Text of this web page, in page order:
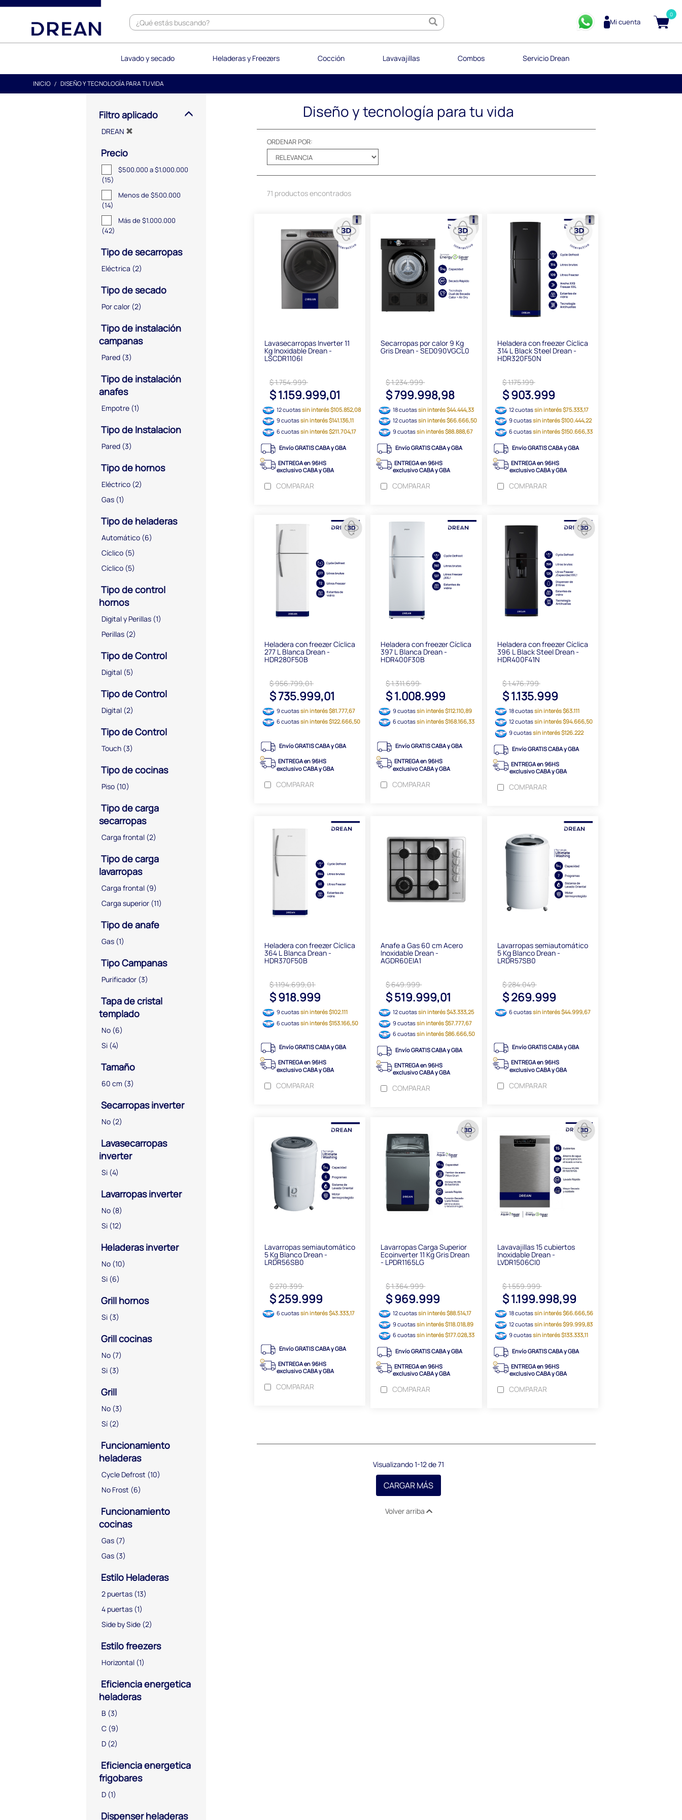
text.skipToContent
text.skipToNavigation
Mi cuenta
0
Lavado y secado Heladeras y Freezers Cocción Lavavajillas Combos Servicio Drean
INICIO DISEÑO Y TECNOLOGÍA PARA TU VIDA
Filtro aplicado
DREAN
Precio
$500.000 a $1.000.000
(15)
Menos de $500.000
(14)
Más de $1.000.000
(42)
Tipo de secarropas
Eléctrica (2)
Tipo de secado
Por calor (2)
Tipo de instalación
campanas
Pared (3)
Tipo de instalación
anafes
Empotre (1)
Tipo de Instalacion
Pared (3)
Tipo de hornos
Eléctrico (2)
Gas (1)
Tipo de heladeras
Automático (6)
Cíclico (5)
Cíclico (5)
Tipo de control
hornos
Digital y Perillas (1)
Perillas (2)
Tipo de Control
Digital (5)
Tipo de Control
Digital (2)
Tipo de Control
Touch (3)
Tipo de cocinas
Piso (10)
Tipo de carga
secarropas
Carga frontal (2)
Tipo de carga
lavarropas
Carga frontal (9)
Carga superior (11)
Tipo de anafe
Gas (1)
Tipo Campanas
Purificador (3)
Tapa de cristal
templado
No (6)
Si (4)
Tamaño
60 cm (3)
Secarropas inverter
No (2)
Lavasecarropas
inverter
Si (4)
Lavarropas inverter
No (8)
Si (12)
Heladeras inverter
No (10)
Si (6)
Grill hornos
Si (3)
Grill cocinas
No (7)
Si (3)
Grill
No (3)
Sí (2)
Funcionamiento
heladeras
Cycle Defrost (10)
No Frost (6)
Funcionamiento
cocinas
Gas (7)
Gas (3)
Estilo Heladeras
2 puertas (13)
4 puertas (1)
Side by Side (2)
Estilo freezers
Horizontal (1)
Eficiencia energetica
heladeras
B (3)
C (9)
D (2)
Eficiencia energetica
frigobares
D (1)
Dispenser heladeras
Diseño y tecnología para tu vida
ORDENAR POR:
71 productos encontrados
Lavasecarropas Inverter 11
Kg Inoxidable Drean -
LSCDR1106I
$ 1.754.999
$ 1.159.999,01
12 cuotassin interés $105.852,08
9 cuotassin interés $141.136,11
6 cuotassin interés $211.704,17
Envío GRATIS CABA y GBA
ENTREGA en 96HS
exclusivo CABA y GBA
COMPARAR
Secarropas por calor 9 Kg
Gris Drean - SED090VGCL0
$ 1.234.999
$ 799.998,98
18 cuotassin interés $44.444,33
12 cuotassin interés $66.666,50
9 cuotassin interés $88.888,67
Envío GRATIS CABA y GBA
ENTREGA en 96HS
exclusivo CABA y GBA
COMPARAR
Heladera con freezer Cíclica
314 L Black Steel Drean -
HDR320F50N
$ 1.175.199
$ 903.999
12 cuotassin interés $75.333,17
9 cuotassin interés $100.444,22
6 cuotassin interés $150.666,33
Envío GRATIS CABA y GBA
ENTREGA en 96HS
exclusivo CABA y GBA
COMPARAR
Heladera con freezer Cíclica
277 L Blanca Drean -
HDR280F50B
$ 956.799,01
$ 735.999,01
9 cuotassin interés $81.777,67
6 cuotassin interés $122.666,50
Envío GRATIS CABA y GBA
ENTREGA en 96HS
exclusivo CABA y GBA
COMPARAR
Heladera con freezer Cíclica
397 L Blanca Drean -
HDR400F30B
$ 1.311.699
$ 1.008.999
9 cuotassin interés $112.110,89
6 cuotassin interés $168.166,33
Envío GRATIS CABA y GBA
ENTREGA en 96HS
exclusivo CABA y GBA
COMPARAR
Heladera con freezer Cíclica
396 L Black Steel Drean -
HDR400F41N
$ 1.476.799
$ 1.135.999
18 cuotassin interés $63.111
12 cuotassin interés $94.666,50
9 cuotassin interés $126.222
Envío GRATIS CABA y GBA
ENTREGA en 96HS
exclusivo CABA y GBA
COMPARAR
Heladera con freezer Cíclica
364 L Blanca Drean -
HDR370F50B
$ 1.194.699,01
$ 918.999
9 cuotassin interés $102.111
6 cuotassin interés $153.166,50
Envío GRATIS CABA y GBA
ENTREGA en 96HS
exclusivo CABA y GBA
COMPARAR
Anafe a Gas 60 cm Acero
Inoxidable Drean -
AGDR60EIA1
$ 649.999
$ 519.999,01
12 cuotassin interés $43.333,25
9 cuotassin interés $57.777,67
6 cuotassin interés $86.666,50
Envío GRATIS CABA y GBA
ENTREGA en 96HS
exclusivo CABA y GBA
COMPARAR
Lavarropas semiautomático
5 Kg Blanco Drean -
LRDR57SB0
$ 284.049
$ 269.999
6 cuotassin interés $44.999,67
Envío GRATIS CABA y GBA
ENTREGA en 96HS
exclusivo CABA y GBA
COMPARAR
Lavarropas semiautomático
5 Kg Blanco Drean -
LRDR56SB0
$ 270.399
$ 259.999
6 cuotassin interés $43.333,17
Envío GRATIS CABA y GBA
ENTREGA en 96HS
exclusivo CABA y GBA
COMPARAR
Lavarropas Carga Superior
Ecoinverter 11 Kg Gris Drean
- LPDR1165LG
$ 1.364.999
$ 969.999
12 cuotassin interés $88.514,17
9 cuotassin interés $118.018,89
6 cuotassin interés $177.028,33
Envío GRATIS CABA y GBA
ENTREGA en 96HS
exclusivo CABA y GBA
COMPARAR
Lavavajillas 15 cubiertos
Inoxidable Drean -
LVDR1506CI0
$ 1.559.999
$ 1.199.998,99
18 cuotassin interés $66.666,56
12 cuotassin interés $99.999,83
9 cuotassin interés $133.333,11
Envío GRATIS CABA y GBA
ENTREGA en 96HS
exclusivo CABA y GBA
COMPARAR
Visualizando 1-12 de 71
CARGAR MÁS
Volver arriba